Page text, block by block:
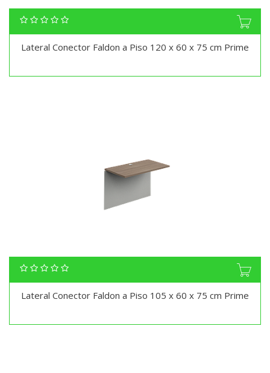
Lateral Conector Faldon a Piso 120 x 60 x 75 cm Prime
Lateral Conector Faldon a Piso 105 x 60 x 75 cm Prime